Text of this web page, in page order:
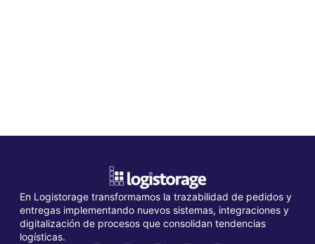
En Logistorage transformamos la trazabilidad de pedidos y
entregas implementando nuevos sistemas, integraciones y
digitalización de procesos que consolidan tendencias
logísticas.